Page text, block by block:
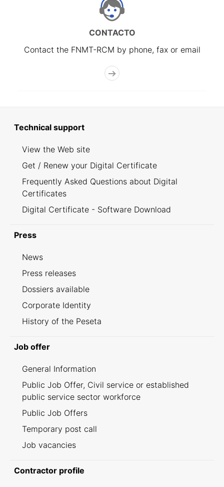
CONTACTO
Contact the FNMT-RCM by phone, fax or email
Technical support
View the Web site
Get / Renew your Digital Certificate
Frequently Asked Questions about Digital
Certificates
Digital Certificate - Software Download
Press
News
Press releases
Dossiers available
Corporate Identity
History of the Peseta
Job offer
General Information
Public Job Offer, Civil service or established
public service sector workforce
Public Job Offers
Temporary post call
Job vacancies
Contractor profile